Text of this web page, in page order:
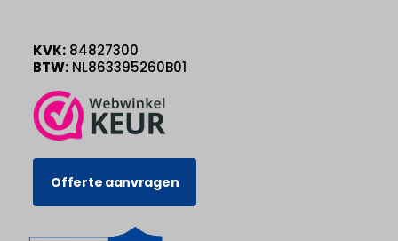
KVK: 84827300
BTW: NL863395260B01
Offerte aanvragen